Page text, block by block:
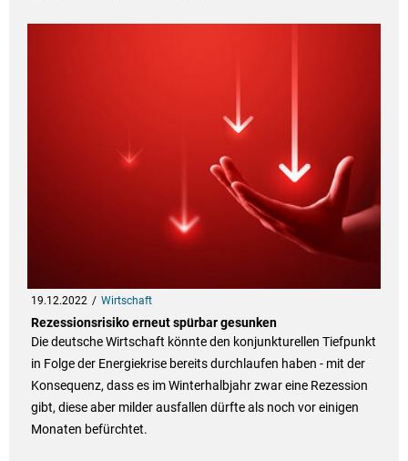
19.12.2022 Wirtschaft
Rezessionsrisiko erneut spürbar gesunken
Die deutsche Wirtschaft könnte den konjunkturellen Tiefpunkt
in Folge der Energiekrise bereits durchlaufen haben - mit der
Konsequenz, dass es im Winterhalbjahr zwar eine Rezession
gibt, diese aber milder ausfallen dürfte als noch vor einigen
Monaten befürchtet.